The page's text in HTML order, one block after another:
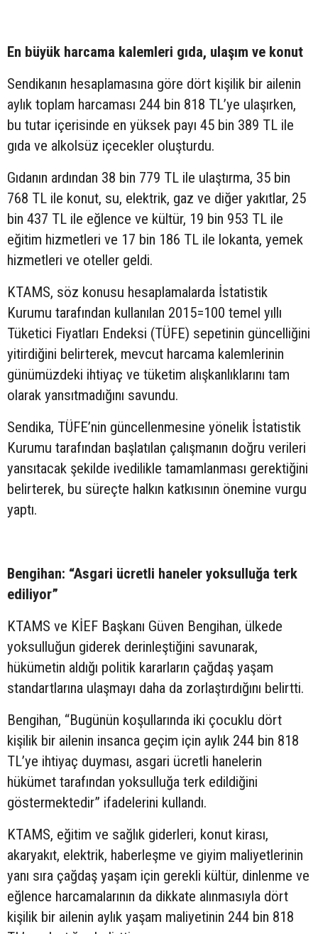
En büyük harcama kalemleri gıda, ulaşım ve konut
Sendikanın hesaplamasına göre dört kişilik bir ailenin
aylık toplam harcaması 244 bin 818 TL’ye ulaşırken,
bu tutar içerisinde en yüksek payı 45 bin 389 TL ile
gıda ve alkolsüz içecekler oluşturdu.
Gıdanın ardından 38 bin 779 TL ile ulaştırma, 35 bin
768 TL ile konut, su, elektrik, gaz ve diğer yakıtlar, 25
bin 437 TL ile eğlence ve kültür, 19 bin 953 TL ile
eğitim hizmetleri ve 17 bin 186 TL ile lokanta, yemek
hizmetleri ve oteller geldi.
KTAMS, söz konusu hesaplamalarda İstatistik
Kurumu tarafından kullanılan 2015=100 temel yıllı
Tüketici Fiyatları Endeksi (TÜFE) sepetinin güncelliğini
yitirdiğini belirterek, mevcut harcama kalemlerinin
günümüzdeki ihtiyaç ve tüketim alışkanlıklarını tam
olarak yansıtmadığını savundu.
Sendika, TÜFE’nin güncellenmesine yönelik İstatistik
Kurumu tarafından başlatılan çalışmanın doğru verileri
yansıtacak şekilde ivedilikle tamamlanması gerektiğini
belirterek, bu süreçte halkın katkısının önemine vurgu
yaptı.
Bengihan: “Asgari ücretli haneler yoksulluğa terk
ediliyor”
KTAMS ve KİEF Başkanı Güven Bengihan, ülkede
yoksulluğun giderek derinleştiğini savunarak,
hükümetin aldığı politik kararların çağdaş yaşam
standartlarına ulaşmayı daha da zorlaştırdığını belirtti.
Bengihan, “Bugünün koşullarında iki çocuklu dört
kişilik bir ailenin insanca geçim için aylık 244 bin 818
TL’ye ihtiyaç duyması, asgari ücretli hanelerin
hükümet tarafından yoksulluğa terk edildiğini
göstermektedir” ifadelerini kullandı.
KTAMS, eğitim ve sağlık giderleri, konut kirası,
akaryakıt, elektrik, haberleşme ve giyim maliyetlerinin
yanı sıra çağdaş yaşam için gerekli kültür, dinlenme ve
eğlence harcamalarının da dikkate alınmasıyla dört
kişilik bir ailenin aylık yaşam maliyetinin 244 bin 818